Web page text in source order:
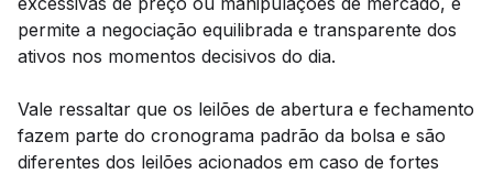
permite a negociação equilibrada e transparente dos
ativos nos momentos decisivos do dia.
Vale ressaltar que os leilões de abertura e fechamento
fazem parte do cronograma padrão da bolsa e são
diferentes dos leilões acionados em caso de fortes